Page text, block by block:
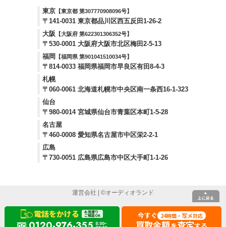
電話をかける お見積り
ご相談OK
8:00~
今すぐ 24時間・ 写メ対応
東京 【東京都 第307770908096号】
〒141-0031 東京都品川区西五反田1-26-2
大阪
【大阪府 第622301306352号】
〒530-0001 大阪府大阪市北区梅田2-5-13
福岡
【福岡県 第901041510034号】
〒814-0033 福岡県福岡市早良区有田8-4-3
札幌
〒060-0061 北海道札幌市中央区南一条西16-1-323
仙台
〒980-0014 宮城県仙台市青葉区本町1-5-28
名古屋
〒460-0008 愛知県名古屋市中区栄2-2-1
広島
〒730-0051 広島県広島市中区大手町1-1-26
運営会社 | ©オーディオランド